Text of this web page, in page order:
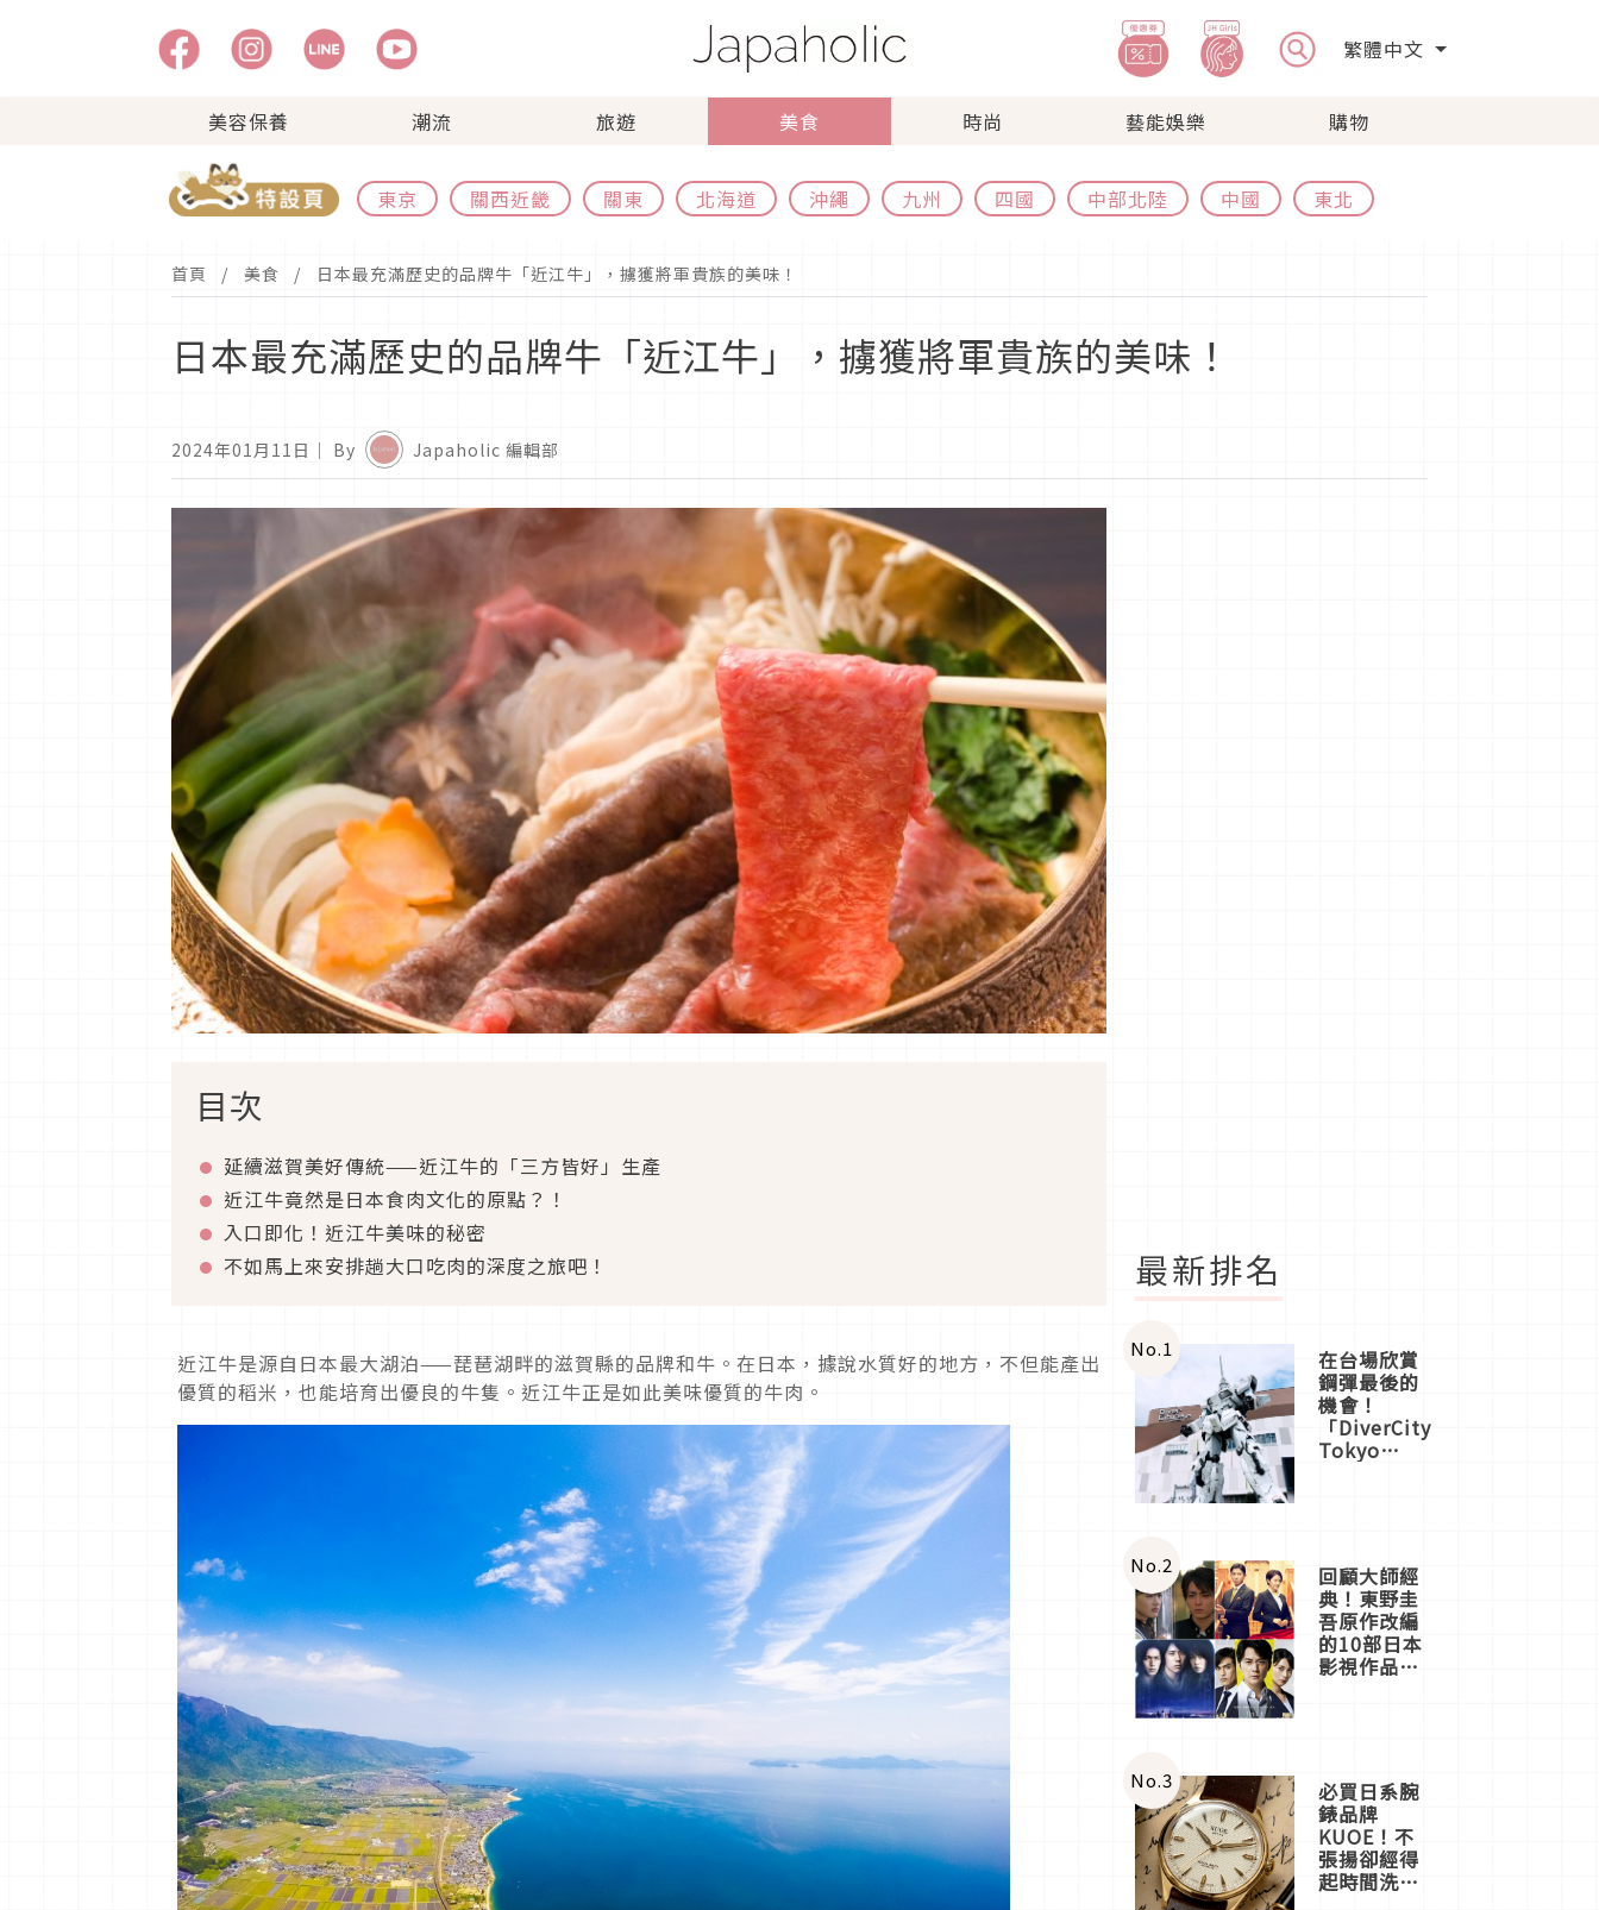
繁體中文
美容保養 潮流 旅遊 美食 時尚 藝能娛樂 購物
東京 關西近畿 關東 北海道 沖繩 九州 四國 中部北陸 中國 東北
首頁 美食 日本最充滿歷史的品牌牛「近江牛」，擄獲將軍貴族的美味！
日本最充滿歷史的品牌牛「近江牛」，擄獲將軍貴族的美味！
2024年01月11日 ｜ By Japaholic 編輯部
目次
延續滋賀美好傳統——近江牛的「三方皆好」生產
近江牛竟然是日本食肉文化的原點？！
入口即化！近江牛美味的秘密
不如馬上來安排趟大口吃肉的深度之旅吧！
近江牛是源自日本最大湖泊——琵琶湖畔的滋賀縣的品牌和牛。在日本，據說水質好的地方，不但能產出
優質的稻米，也能培育出優良的牛隻。近江牛正是如此美味優質的牛肉。
最新排名
No.1 在台場欣賞
鋼彈最後的
機會！
「DiverCity
Tokyo
體驗
No.2 回顧大師經
典！東野圭
吾原作改編
的10部日本
影視作品推
No.3 必買日系腕
錶品牌
KUOE！不
張揚卻經得
起時間洗鍊